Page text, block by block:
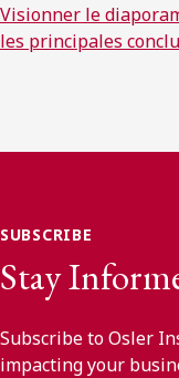
Visionner le
les principales
SUBSCRIBE
Stay
Subscribe to Osler
impacting your